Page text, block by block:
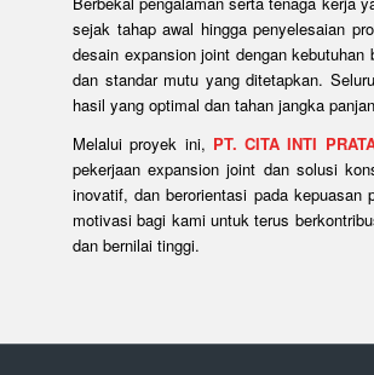
sejak tahap awal hingga penyelesaian
desain expansion joint dengan
dan standar mutu yang ditetapkan.
hasil yang optimal dan tahan jangka
Melalui proyek ini, PT. CITA INTI
pekerjaan expansion joint dan solusi
inovatif, dan berorientasi pada kepuasan
motivasi bagi kami untuk terus
dan bernilai tinggi.